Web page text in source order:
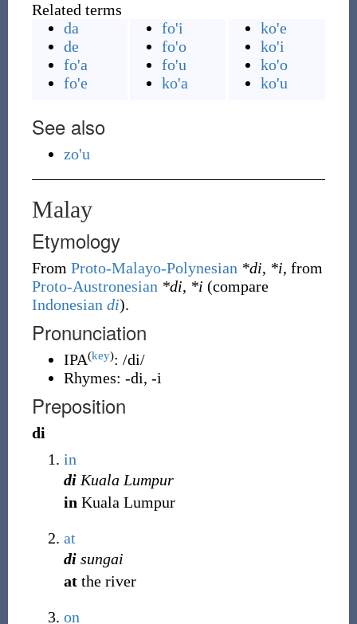
Related terms
da
de
fo'a
fo'e
fo'i
fo'o
fo'u
ko'a
ko'e
ko'i
ko'o
ko'u
See also
zo'u
Malay
Etymology
From Proto-Malayo-Polynesian *di, *i, from
Proto-Austronesian *di, *i (compare
Indonesian di).
Pronunciation
IPA(key): /di/
Rhymes: -di, -i
Preposition
di
in
diKuala Lumpur
in Kuala Lumpur
at
disungai
atthe river
on